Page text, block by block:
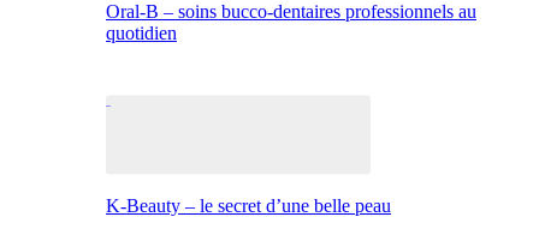
Oral-B – soins bucco-dentaires professionnels au
quotidien
K-Beauty – le secret d’une belle peau